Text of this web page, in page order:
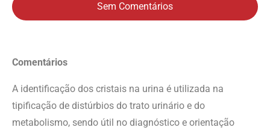
Sem Comentários
Comentários
A identificação dos cristais na urina é utilizada na
tipificação de distúrbios do trato urinário e do
metabolismo, sendo útil no diagnóstico e orientação